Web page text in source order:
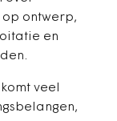
op ontwerp,
en
veel